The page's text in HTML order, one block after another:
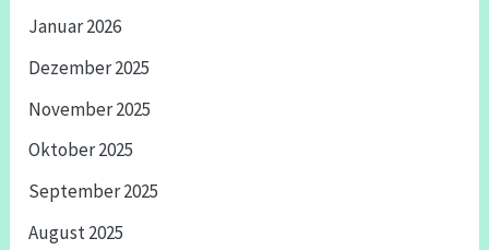
Januar 2026
Dezember 2025
November 2025
Oktober 2025
September 2025
August 2025